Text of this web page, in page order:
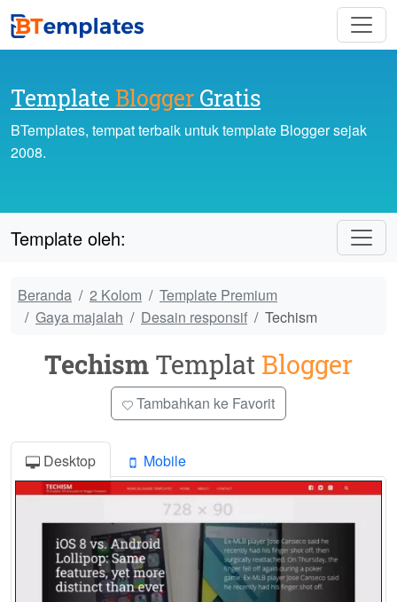
Template Blogger Gratis
BTemplates, tempat terbaik untuk template Blogger sejak
2008.
Template oleh:
Beranda 2 Kolom
Template Premium
Gaya majalah
Desain responsif Techism
Techism Templat Blogger
Tambahkan ke Favorit
Desktop Mobile